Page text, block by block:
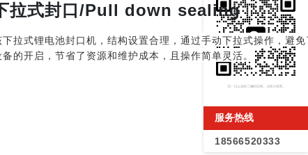
服务热线
18566520333
拉式封口/Pull down sealing
下拉式锂电池封口机，结构设置合理，通过手动下拉式操作，避
备的开启，节省了资源和维护成本，且操作简单灵活。